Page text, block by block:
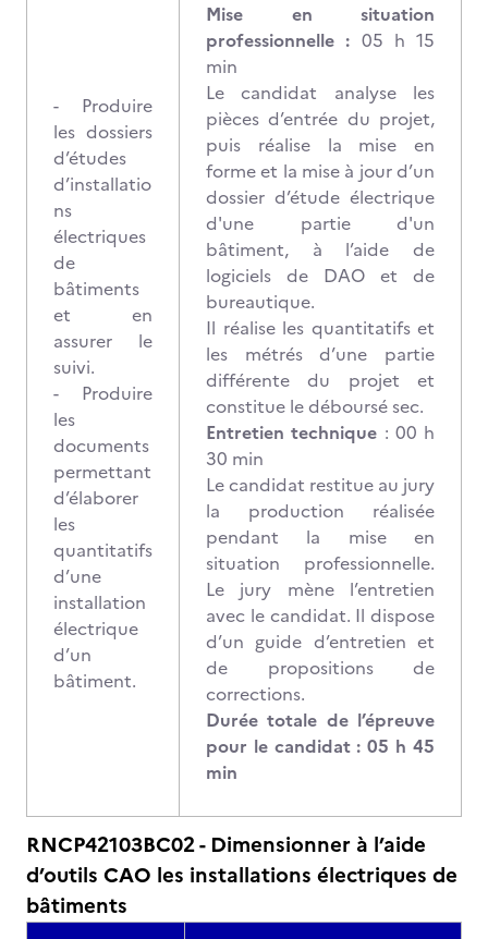
- Produire
les dossiers
d’études
d’installatio
ns
électriques
de
bâtiments
et en
assurer le
suivi.
- Produire
les
documents
permettant
d’élaborer
les
quantitatifs
d’une
installation
électrique
d’un
bâtiment.
Mise en situation
professionnelle : 05 h 15
min
Le candidat analyse les
pièces d’entrée du projet,
puis réalise la mise en
forme et la mise à jour d’un
dossier d’étude électrique
d'une partie d'un
bâtiment, à l’aide de
logiciels de DAO et de
bureautique.
Il réalise les quantitatifs et
les métrés d’une partie
différente du projet et
constitue le déboursé sec.
Entretien technique : 00 h
30 min
Le candidat restitue au jury
la production réalisée
pendant la mise en
situation professionnelle.
Le jury mène l’entretien
avec le candidat. Il dispose
d’un guide d’entretien et
de propositions de
corrections.
Durée totale de l’épreuve
pour le candidat : 05 h 45
min
RNCP42103BC02 - Dimensionner à l’aide
d’outils CAO les installations électriques de
bâtiments